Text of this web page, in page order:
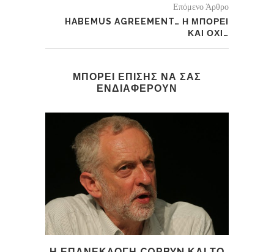
Επόμενο Άρθρο
HABEMUS AGREEMENT… Η ΜΠΟΡΕΙ
ΚΑΙ ΟΧΙ…
ΜΠΟΡΕΙ ΕΠΙΣΗΣ ΝΑ ΣΑΣ
ΕΝΔΙΑΦΕΡΟΥΝ